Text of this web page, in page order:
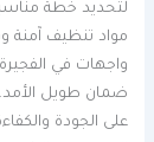
لتحديد خطة
مواد تنظيف آمنة
واجهات في
ضمان طويل الأمد.
على الجودة